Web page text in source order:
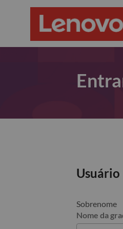
Sobrenome
Nome da